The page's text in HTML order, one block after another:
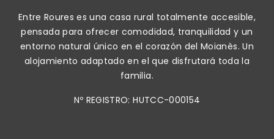
Entre Roures es una casa rural totalmente accesible,
pensada para ofrecer comodidad, tranquilidad y un
entorno natural único en el corazón del Moianès. Un
alojamiento adaptado en el que disfrutará toda la
familia.
Nº REGISTRO: HUTCC-000154